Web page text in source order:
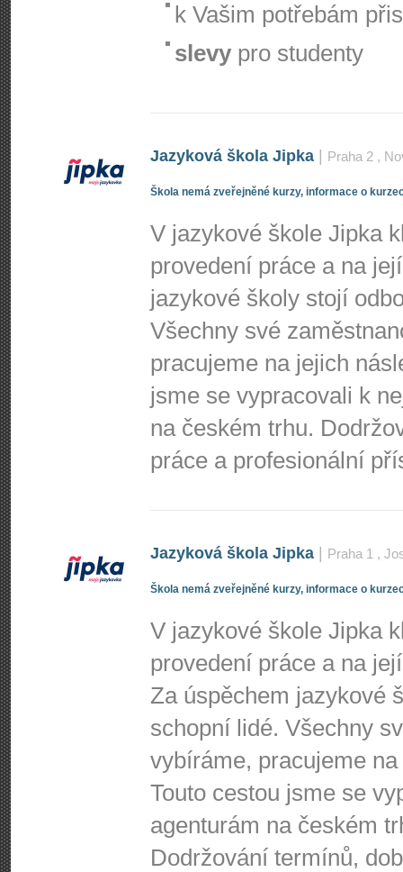
k Vašim potřebám
slevy pro studenty
Jazyková škola Jipka Praha 2 ,
Škola nemá zveřejněné kurzy, informace o
V jazykové škole Jipka
provedení práce a na
jazykové školy stojí
Všechny své
pracujeme na jejich
jsme se vypracovali k
na českém trhu.
práce a profesionální
Jazyková škola Jipka Praha 1 ,
Škola nemá zveřejněné kurzy, informace o
V jazykové škole Jipka
provedení práce a na
Za úspěchem jazykové
schopní lidé. Všechny
vybíráme, pracujeme
Touto cestou jsme se
agenturám na českém
Dodržování termínů,